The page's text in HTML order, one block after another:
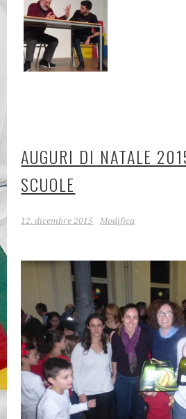
AUGURI DI NATALE
SCUOLE
12. dicembre 2015 Modifica